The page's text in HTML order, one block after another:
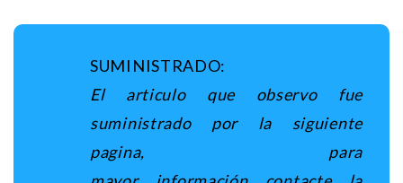
SUMINISTRADO:
El articulo que observo fue
suministrado por la siguiente
pagina, para